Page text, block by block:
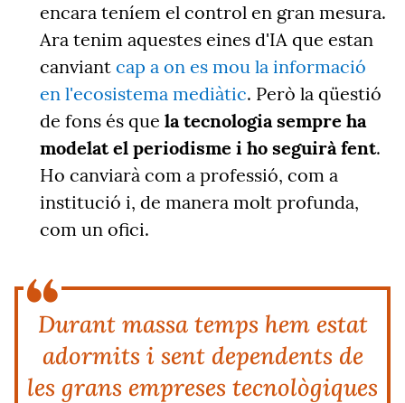
encara teníem el control en gran mesura.
Ara tenim aquestes eines d'IA que estan
canviant cap a on es mou la informació
en l'ecosistema mediàtic. Però la qüestió
de fons és que la tecnologia sempre ha
modelat el periodisme i ho seguirà fent.
Ho canviarà com a professió, com a
institució i, de manera molt profunda,
com un ofici.
Durant massa temps hem estat
adormits i sent dependents de
les grans empreses tecnològiques